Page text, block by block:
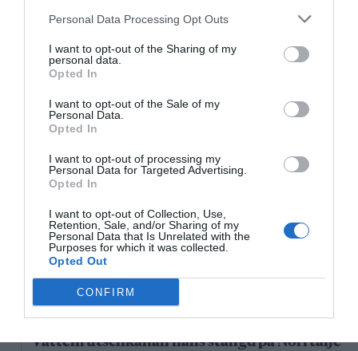
Personal Data Processing Opt Outs
I want to opt-out of the Sharing of my
personal data.
Opted In
I want to opt-out of the Sale of my
Personal Data.
Opted In
I want to opt-out of processing my
Personal Data for Targeted Advertising.
Opted In
I want to opt-out of Collection, Use,
Retention, Sale, and/or Sharing of my
Personal Data that Is Unrelated with the
Purposes for which it was collected.
Opted Out
CONFIRM
NordHem Måleri AB registrerat –
måleriföretag i Norrtälje
Lokalt väder
29°C Duggregn
29°C 28°C 27°C 27°C 26°C
Senaste nytt
11:25 NYHETER
Vattenrutschkanan hålls stängd på Norrtälje